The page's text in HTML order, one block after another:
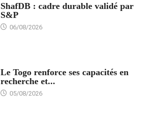
ShafDB : cadre durable validé par
S&P
06/08/2026
Le Togo renforce ses capacités en
recherche et...
05/08/2026